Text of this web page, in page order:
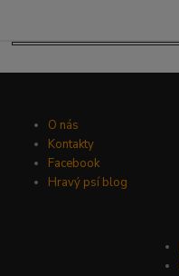
O nás
Kontakty
Facebook
Hravý psí blog